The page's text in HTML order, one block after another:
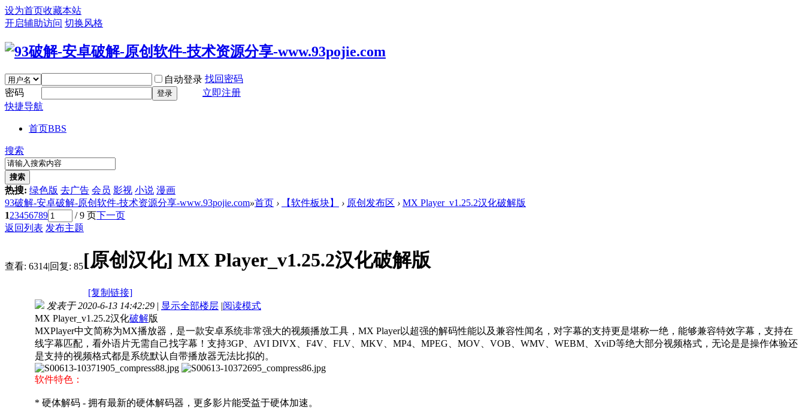
设为首页收藏本站
开启辅助访问 切换风格
自动登录 找回密码
密码
登录
立即注册
快捷导航
首页BBS
搜索
搜索
热搜: 绿色版 去广告 会员 影视 小说 漫画
93破解-安卓破解-原创软件-技术资源分享-www.93pojie.com»首页 › 【软件板块】 › 原创发布区 › MX Player_v1.25.2汉化破解版
123456789 / 9 页下一页
返回列表 发布主题
查看: 6314|回复: 85[原创汉化] MX Player_v1.25.2汉化破解版
[复制链接]
发表于 2020-6-13 14:42:29 | 显示全部楼层 |阅读模式
MX Player_v1.25.2汉化破解版
MXPlayer中文简称为MX播放器，是一款安卓系统非常强大的视频播放工具，MX Player以超强的解码性能以及兼容性闻名，对字幕的支持更是堪称一绝，能够兼容特效字幕，支持在
线字幕匹配，看外语片无需自己找字幕！支持3GP、AVI DIVX、F4V、FLV、MKV、MP4、MPEG、MOV、VOB、WMV、WEBM、XviD等绝大部分视频格式，无论是是操作体验还
是支持的视频格式都是系统默认自带播放器无法比拟的。
软件特色：
* 硬体解码 - 拥有最新的硬体解码器，更多影片能受益于硬体加速。